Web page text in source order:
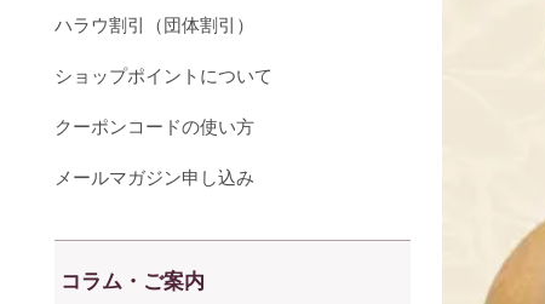
ハラウ割引（団体割引）
ショップポイントについて
クーポンコードの使い方
メールマガジン申し込み
コラム・ご案内